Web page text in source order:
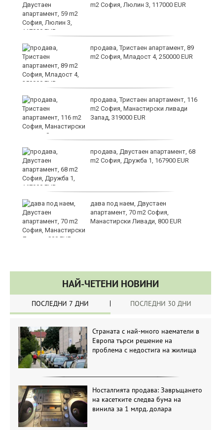
m2 София, Люлин 3, 117000 EUR
продава, Тристаен апартамент, 89
m2 София, Младост 4, 250000 EUR
продава, Тристаен апартамент, 116
m2 София, Манастирски ливади
Запад, 319000 EUR
продава, Двустаен апартамент, 68
m2 София, Дружба 1, 167900 EUR
дава под наем, Двустаен
апартамент, 70 m2 София,
Манастирски Ливади, 800 EUR
НАЙ-ЧЕТЕНИ НОВИНИ
ПОСЛЕДНИ 7 ДНИ ПОСЛЕДНИ 30 ДНИ
Страната с най-много наематели в
Европа търси решение на
проблема с недостига на жилища
Носталгията продава: Завръщането
на касетките следва бума на
винила за 1 млрд. долара